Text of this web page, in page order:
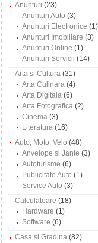
Anunturi (23)
Anunturi Auto (3)
Anunturi Electronice (1)
Anunturi Imobiliare (3)
Anunturi Online (1)
Anunturi Servicii (14)
Arta si Cultura (31)
Arta Culinara (4)
Arta Digitala (6)
Arta Fotografica (2)
Cinema (3)
Literatura (16)
Auto, Moto, Velo (48)
Anvelope si Jante (3)
Autoturisme (6)
Publicitate Auto (1)
Service Auto (3)
Calculatoare (18)
Hardware (1)
Software (6)
Casa si Gradina (82)